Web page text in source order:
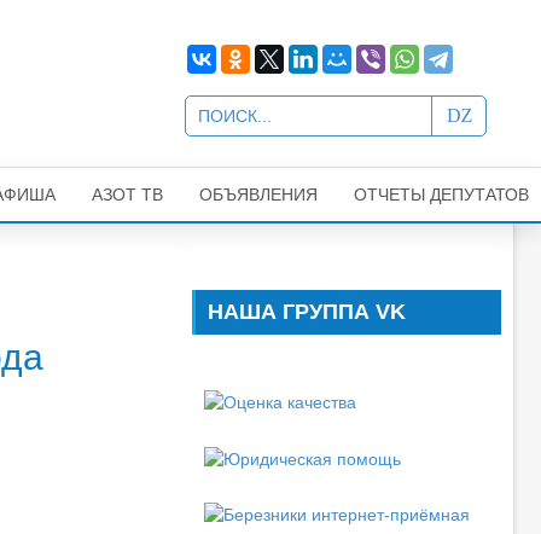
АЗОТ ТВ ОБЪЯВЛЕНИЯ ОТЧЕТЫ ДЕПУТАТОВ
НАША ГРУППА VK